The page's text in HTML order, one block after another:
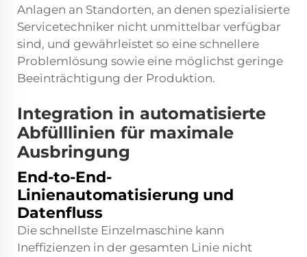
Anlagen an Standorten, an denen spezialisierte
Servicetechniker nicht unmittelbar verfügbar
sind, und gewährleistet so eine schnellere
Problemlösung sowie eine möglichst geringe
Beeinträchtigung der Produktion.
Integration in automatisierte
Abfülllinien für maximale
Ausbringung
End-to-End-
Linienautomatisierung und
Datenfluss
Die schnellste Einzelmaschine kann
Ineffizienzen in der gesamten Linie nicht